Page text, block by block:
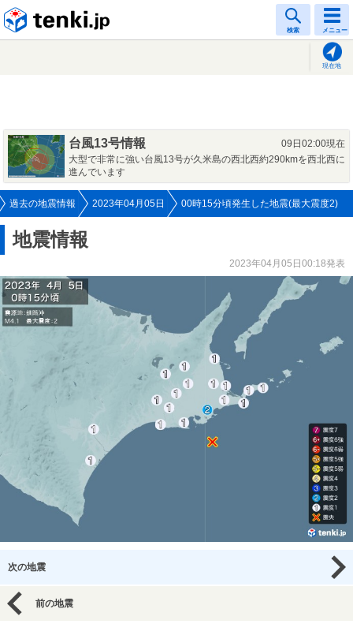
検索 メニュー
現在地
台風13号情報
09日02:00現在
大型で非常に強い台風13号が久米島の西北西約290kmを西北西に
進んでいます
過去の地震情報 2023年04月05日 00時15分頃発生した地震(最大震度2)
地震情報
2023年04月05日00:18発表
次の地震
前の地震